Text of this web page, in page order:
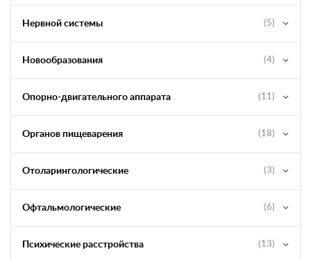
Нервной системы (5)
Новообразования (4)
Опорно-двигательного аппарата (11)
Органов пищеварения (18)
Отоларингологические (3)
Офтальмологические (6)
Психические расстройства (13)